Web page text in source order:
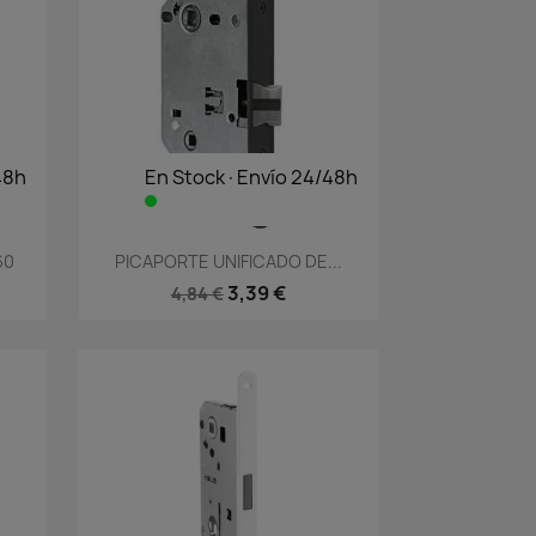
En Stock·Envío 24/48h
Vista rápida
PICAPORTE UNIFICADO DE...
4,84 € 3,39 €